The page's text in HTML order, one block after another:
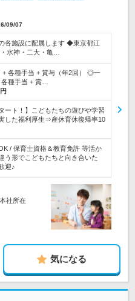
09/07
各施設に配属します ◆東京都江
水神・二大・亀…
各種手当 + 賞与（年2回） ◎一
種手当 + 賞…
ート！】こどもたちの遊びや学習
した福利厚生⇒産休育休復帰率10
/ 保育士資格＆教育免許 等活か
う形でこどもたちと向き合いた
迎♪
社所在
気になる